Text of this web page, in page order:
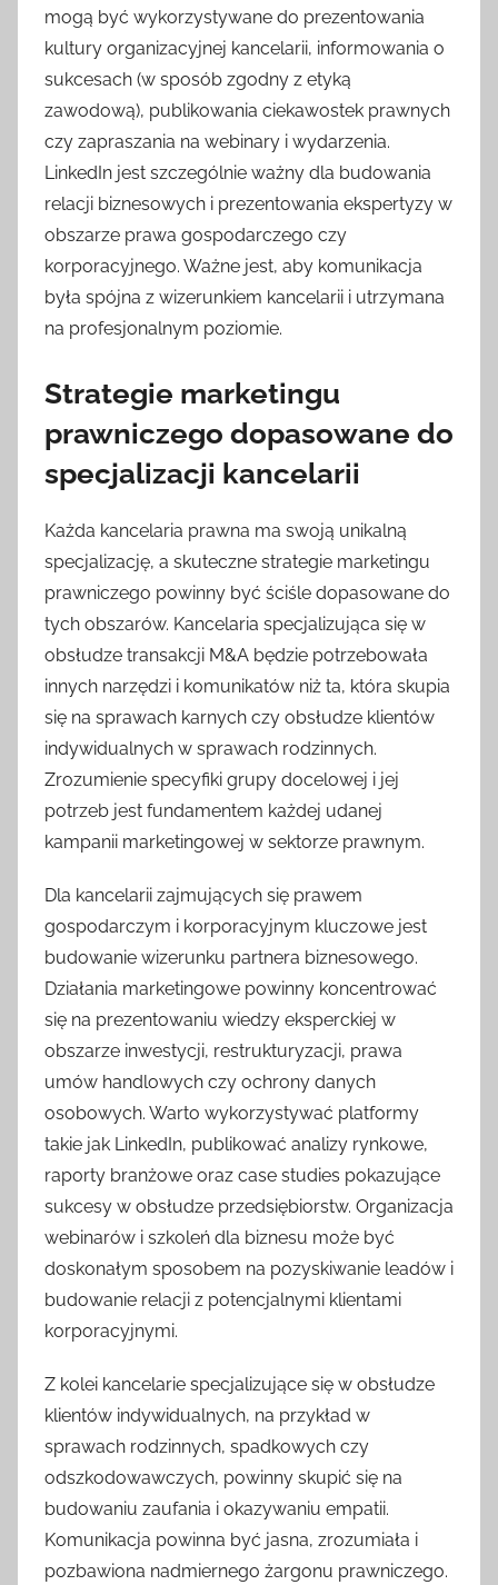
mogą być wykorzystywane do prezentowania
kultury organizacyjnej kancelarii, informowania o
sukcesach (w sposób zgodny z etyką
zawodową), publikowania ciekawostek prawnych
czy zapraszania na webinary i wydarzenia.
LinkedIn jest szczególnie ważny dla budowania
relacji biznesowych i prezentowania ekspertyzy w
obszarze prawa gospodarczego czy
korporacyjnego. Ważne jest, aby komunikacja
była spójna z wizerunkiem kancelarii i utrzymana
na profesjonalnym poziomie.
Strategie marketingu
prawniczego dopasowane do
specjalizacji kancelarii
Każda kancelaria prawna ma swoją unikalną
specjalizację, a skuteczne strategie marketingu
prawniczego powinny być ściśle dopasowane do
tych obszarów. Kancelaria specjalizująca się w
obsłudze transakcji M&A będzie potrzebowała
innych narzędzi i komunikatów niż ta, która skupia
się na sprawach karnych czy obsłudze klientów
indywidualnych w sprawach rodzinnych.
Zrozumienie specyfiki grupy docelowej i jej
potrzeb jest fundamentem każdej udanej
kampanii marketingowej w sektorze prawnym.
Dla kancelarii zajmujących się prawem
gospodarczym i korporacyjnym kluczowe jest
budowanie wizerunku partnera biznesowego.
Działania marketingowe powinny koncentrować
się na prezentowaniu wiedzy eksperckiej w
obszarze inwestycji, restrukturyzacji, prawa
umów handlowych czy ochrony danych
osobowych. Warto wykorzystywać platformy
takie jak LinkedIn, publikować analizy rynkowe,
raporty branżowe oraz case studies pokazujące
sukcesy w obsłudze przedsiębiorstw. Organizacja
webinarów i szkoleń dla biznesu może być
doskonałym sposobem na pozyskiwanie leadów i
budowanie relacji z potencjalnymi klientami
korporacyjnymi.
Z kolei kancelarie specjalizujące się w obsłudze
klientów indywidualnych, na przykład w
sprawach rodzinnych, spadkowych czy
odszkodowawczych, powinny skupić się na
budowaniu zaufania i okazywaniu empatii.
Komunikacja powinna być jasna, zrozumiała i
pozbawiona nadmiernego żargonu prawniczego.